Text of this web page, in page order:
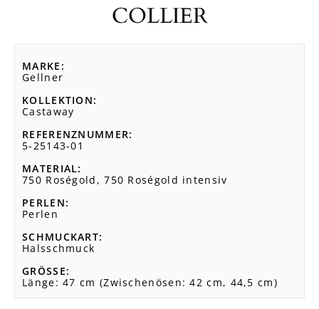
COLLIER
MARKE
Gellner
KOLLEKTION
Castaway
REFERENZNUMMER
5-25143-01
MATERIAL
750 Roségold, 750 Roségold intensiv
PERLEN
Perlen
SCHMUCKART
Halsschmuck
GRÖSSE
Länge: 47 cm (Zwischenösen: 42 cm, 44,5 cm)